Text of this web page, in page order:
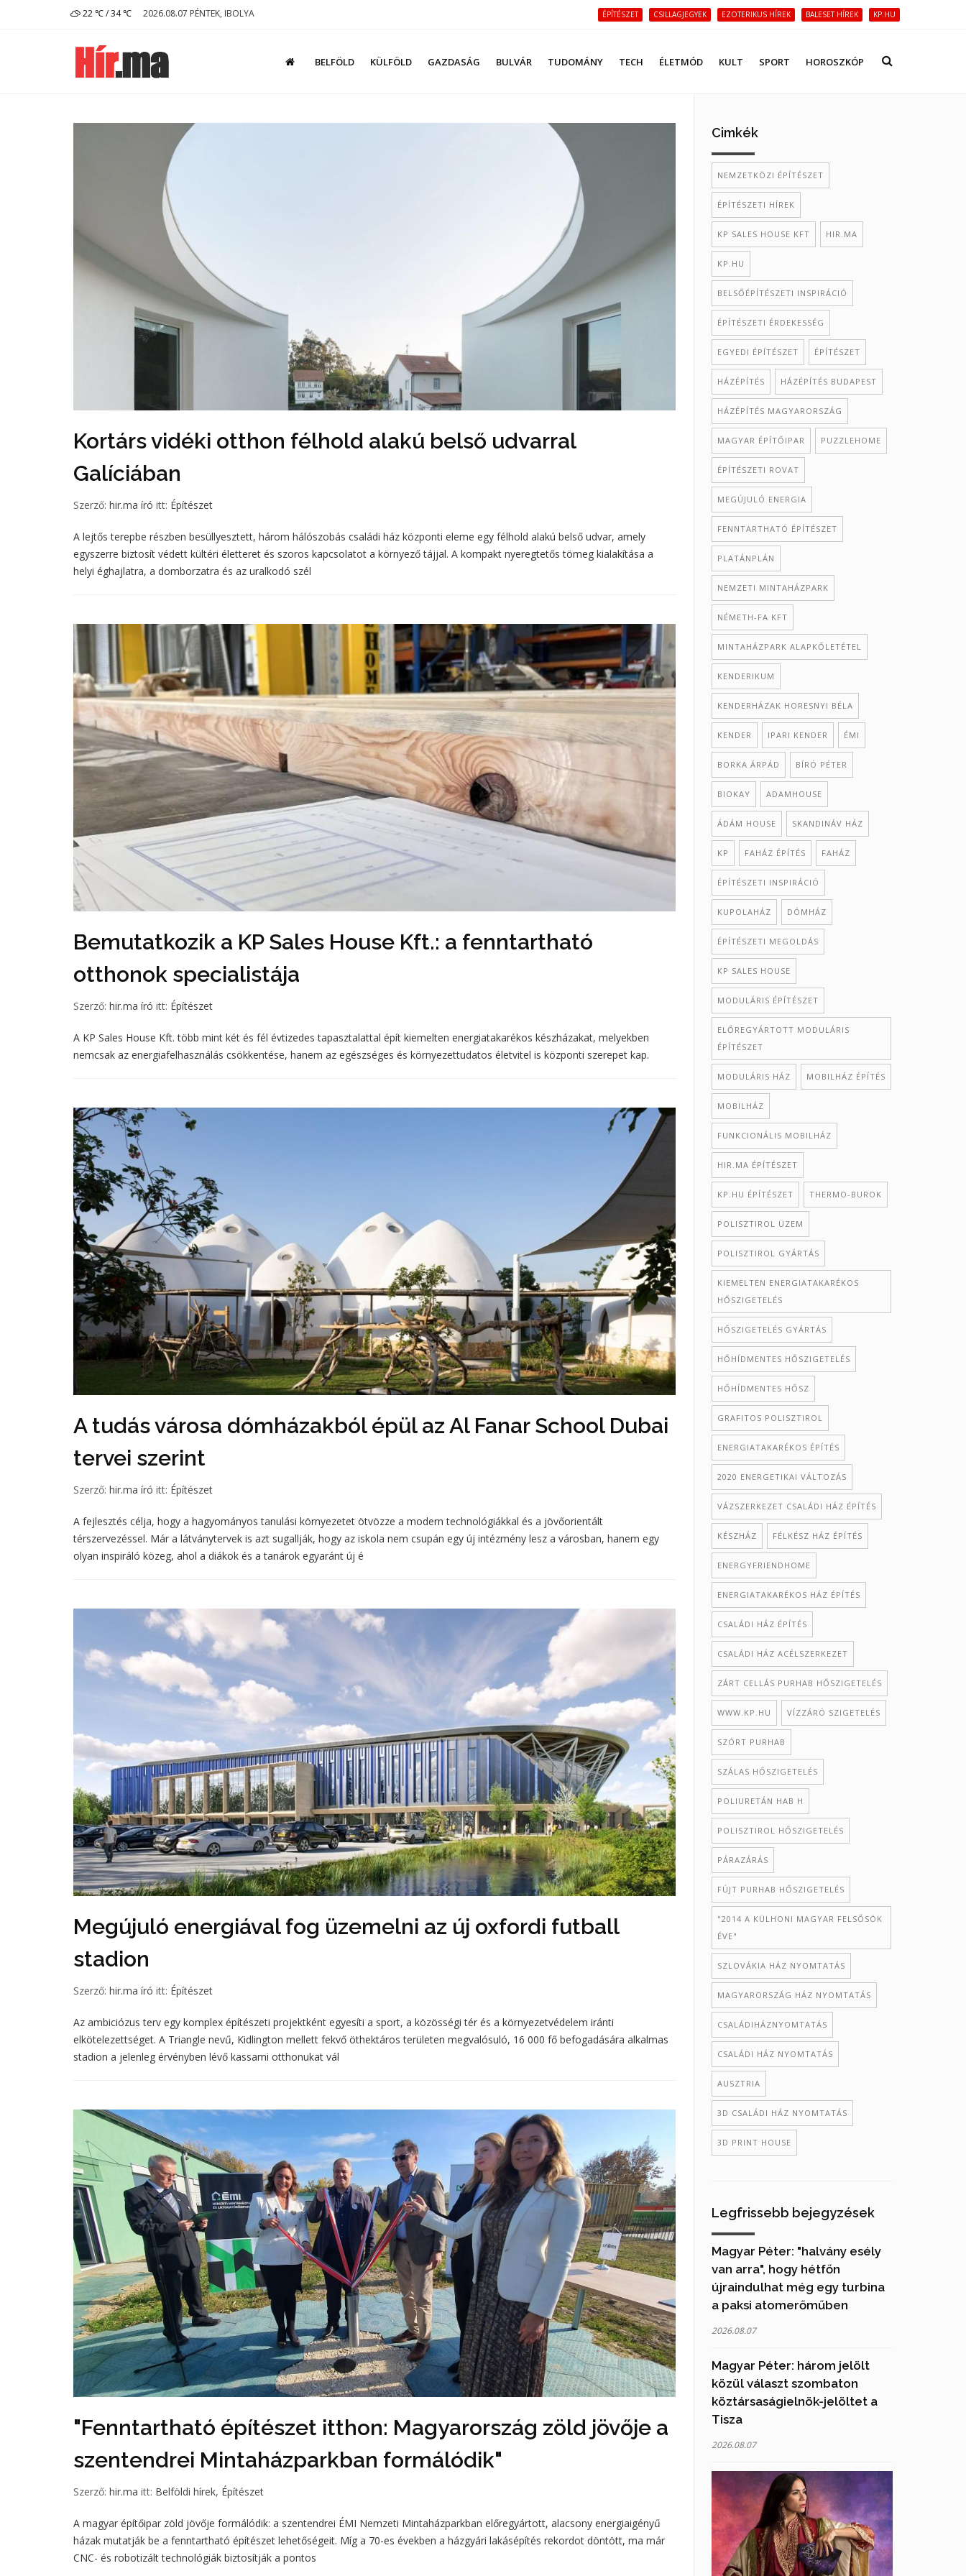
22 ℃ / 34 ℃ 2026.08.07 PÉNTEK, IBOLYA ÉPÍTÉSZET CSILLAGJEGYEK EZOTERIKUS HÍREK BALESET HÍREK KP.HU
BELFÖLD KÜLFÖLD GAZDASÁG BULVÁR TUDOMÁNY TECH ÉLETMÓD KULT SPORT HOROSZKÓP
Kortárs vidéki otthon félhold alakú belső udvarral
Galíciában
Szerző: hir.ma író itt: Építészet
A lejtős terepbe részben besüllyesztett, három hálószobás családi ház központi eleme egy félhold alakú belső udvar, amely
egyszerre biztosít védett kültéri életteret és szoros kapcsolatot a környező tájjal. A kompakt nyeregtetős tömeg kialakítása a
helyi éghajlatra, a domborzatra és az uralkodó szél
Bemutatkozik a KP Sales House Kft.: a fenntartható
otthonok specialistája
Szerző: hir.ma író itt: Építészet
A KP Sales House Kft. több mint két és fél évtizedes tapasztalattal épít kiemelten energiatakarékos készházakat, melyekben
nemcsak az energiafelhasználás csökkentése, hanem az egészséges és környezettudatos életvitel is központi szerepet kap.
A tudás városa dómházakból épül az Al Fanar School Dubai
tervei szerint
Szerző: hir.ma író itt: Építészet
A fejlesztés célja, hogy a hagyományos tanulási környezetet ötvözze a modern technológiákkal és a jövőorientált
térszervezéssel. Már a látványtervek is azt sugallják, hogy az iskola nem csupán egy új intézmény lesz a városban, hanem egy
olyan inspiráló közeg, ahol a diákok és a tanárok egyaránt új é
Megújuló energiával fog üzemelni az új oxfordi futball
stadion
Szerző: hir.ma író itt: Építészet
Az ambiciózus terv egy komplex építészeti projektként egyesíti a sport, a közösségi tér és a környezetvédelem iránti
elkötelezettséget. A Triangle nevű, Kidlington mellett fekvő öthektáros területen megvalósuló, 16 000 fő befogadására alkalmas
stadion a jelenleg érvényben lévő kassami otthonukat vál
"Fenntartható építészet itthon: Magyarország zöld jövője a
szentendrei Mintaházparkban formálódik"
Szerző: hir.ma itt: Belföldi hírek, Építészet
A magyar építőipar zöld jövője formálódik: a szentendrei ÉMI Nemzeti Mintaházparkban előregyártott, alacsony energiaigényű
házak mutatják be a fenntartható építészet lehetőségeit. Míg a 70-es években a házgyári lakásépítés rekordot döntött, ma már
CNC- és robotizált technológiák biztosítják a pontos
Cimkék
NEMZETKÖZI ÉPÍTÉSZET
ÉPÍTÉSZETI HÍREK
KP SALES HOUSE KFT HIR.MA
KP.HU
BELSŐÉPÍTÉSZETI INSPIRÁCIÓ
ÉPÍTÉSZETI ÉRDEKESSÉG
EGYEDI ÉPÍTÉSZET ÉPÍTÉSZET
HÁZÉPÍTÉS HÁZÉPÍTÉS BUDAPEST
HÁZÉPÍTÉS MAGYARORSZÁG
MAGYAR ÉPÍTŐIPAR PUZZLEHOME
ÉPÍTÉSZETI ROVAT
MEGÚJULÓ ENERGIA
FENNTARTHATÓ ÉPÍTÉSZET
PLATÁNPLÁN
NEMZETI MINTAHÁZPARK
NÉMETH-FA KFT
MINTAHÁZPARK ALAPKŐLETÉTEL
KENDERIKUM
KENDERHÁZAK HORESNYI BÉLA
KENDER IPARI KENDER ÉMI
BORKA ÁRPÁD BÍRÓ PÉTER
BIOKAY ADAMHOUSE
ÁDÁM HOUSE SKANDINÁV HÁZ
KP FAHÁZ ÉPÍTÉS FAHÁZ
ÉPÍTÉSZETI INSPIRÁCIÓ
KUPOLAHÁZ DÓMHÁZ
ÉPÍTÉSZETI MEGOLDÁS
KP SALES HOUSE
MODULÁRIS ÉPÍTÉSZET
ELŐREGYÁRTOTT MODULÁRIS
ÉPÍTÉSZET
MODULÁRIS HÁZ MOBILHÁZ ÉPÍTÉS
MOBILHÁZ
FUNKCIONÁLIS MOBILHÁZ
HIR.MA ÉPÍTÉSZET
KP.HU ÉPÍTÉSZET THERMO-BUROK
POLISZTIROL ÜZEM
POLISZTIROL GYÁRTÁS
KIEMELTEN ENERGIATAKARÉKOS
HŐSZIGETELÉS
HŐSZIGETELÉS GYÁRTÁS
HŐHÍDMENTES HŐSZIGETELÉS
HŐHÍDMENTES HŐSZ
GRAFITOS POLISZTIROL
ENERGIATAKARÉKOS ÉPÍTÉS
2020 ENERGETIKAI VÁLTOZÁS
VÁZSZERKEZET CSALÁDI HÁZ ÉPÍTÉS
KÉSZHÁZ FÉLKÉSZ HÁZ ÉPÍTÉS
ENERGYFRIENDHOME
ENERGIATAKARÉKOS HÁZ ÉPÍTÉS
CSALÁDI HÁZ ÉPÍTÉS
CSALÁDI HÁZ ACÉLSZERKEZET
ZÁRT CELLÁS PURHAB HŐSZIGETELÉS
WWW.KP.HU VÍZZÁRÓ SZIGETELÉS
SZÓRT PURHAB
SZÁLAS HŐSZIGETELÉS
POLIURETÁN HAB H
POLISZTIROL HŐSZIGETELÉS
PÁRAZÁRÁS
FÚJT PURHAB HŐSZIGETELÉS
"2014 A KÜLHONI MAGYAR FELSŐSÖK
ÉVE"
SZLOVÁKIA HÁZ NYOMTATÁS
MAGYARORSZÁG HÁZ NYOMTATÁS
CSALÁDIHÁZNYOMTATÁS
CSALÁDI HÁZ NYOMTATÁS
AUSZTRIA
3D CSALÁDI HÁZ NYOMTATÁS
3D PRINT HOUSE
Legfrissebb bejegyzések
Magyar Péter: "halvány esély
van arra", hogy hétfőn
újraindulhat még egy turbina
a paksi atomerőműben
2026.08.07
Magyar Péter: három jelölt
közül választ szombaton
köztársaságielnök-jelöltet a
Tisza
2026.08.07